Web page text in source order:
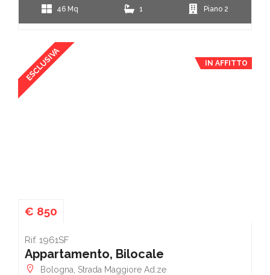
46 Mq 1 Piano 2
ESCLUSIVA IN AFFITTO
€ 850
Rif. 1961SF
Appartamento, Bilocale
Bologna, Strada Maggiore Ad.ze